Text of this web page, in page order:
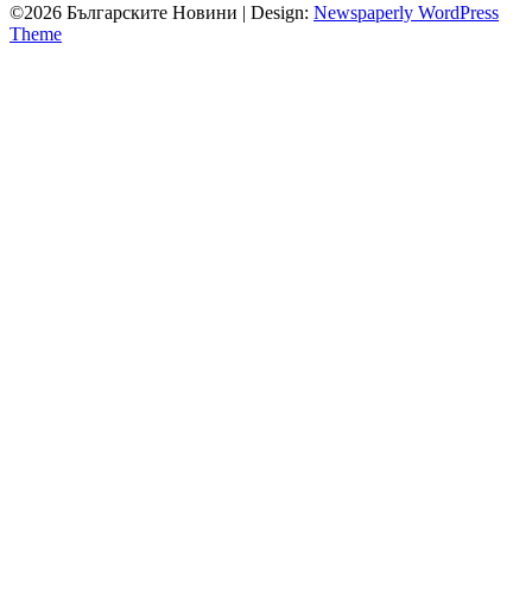
©2026 Българските Новини | Design: Newspaperly WordPress
Theme